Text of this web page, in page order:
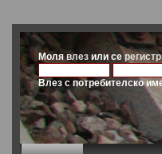
Молявлез или се
Влез с потребителско